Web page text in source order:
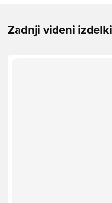
Zadnji videni izdelki